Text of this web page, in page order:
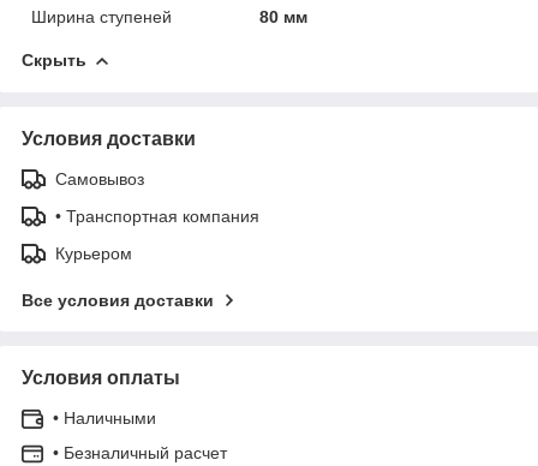
Ширина ступеней
80 мм
Скрыть
Условия доставки
Самовывоз
• Транспортная компания
Курьером
Все условия доставки
Условия оплаты
• Наличными
• Безналичный расчет